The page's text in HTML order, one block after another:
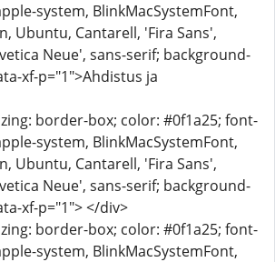
system, BlinkMacSystemFont,
Ubuntu, Cantarell, 'Fira Sans',
Neue', sans-serif; background-
xf-p="1">Ahdistus ja
border-box; color: #0f1a25; font-
system, BlinkMacSystemFont,
Ubuntu, Cantarell, 'Fira Sans',
Neue', sans-serif; background-
xf-p="1"> </div>
border-box; color: #0f1a25; font-
system, BlinkMacSystemFont,